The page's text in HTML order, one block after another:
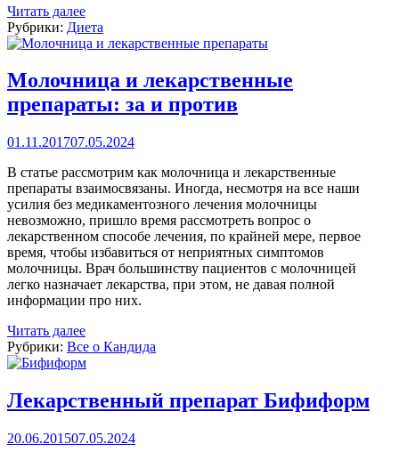
Читать далее
Рубрики: Диета
Молочница и лекарственные
препараты: за и против
01.11.201707.05.2024
В статье рассмотрим как молочница и лекарственные
препараты взаимосвязаны. Иногда, несмотря на все наши
усилия без медикаментозного лечения молочницы
невозможно, пришло время рассмотреть вопрос о
лекарственном способе лечения, по крайней мере, первое
время, чтобы избавиться от неприятных симптомов
молочницы. Врач большинству пациентов с молочницей
легко назначает лекарства, при этом, не давая полной
информации про них.
Читать далее
Рубрики: Все о Кандида
Лекарственный препарат Бифиформ
20.06.201507.05.2024